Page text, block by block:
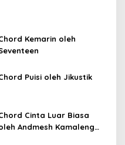
Kemarin oleh
Puisi oleh Jikustik
Cinta Luar Biasa
Andmesh Kamaleng